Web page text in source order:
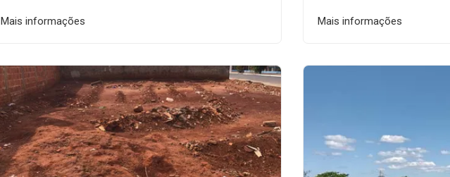
Mais informações Mais informações